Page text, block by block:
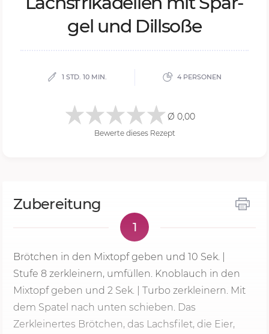
gel und Dill­so­ße
1 STD. 10 MIN. 4 PERSONEN
Ø 0,00
Bewerte dieses Rezept
Zubereitung
1
Brötchen in den Mixtopf geben und 10 Sek.
Stufe 8 zerkleinern, umfüllen. Knoblauch in den
Mixtopf geben und 2 Sek. | Turbo zerkleinern. Mit
dem Spatel nach unten schieben. Das
Zerkleinertes Brötchen, das Lachsfilet, die Eier,